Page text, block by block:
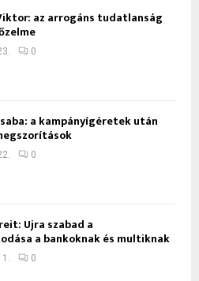
az arrogáns tudatlanság
0
a kampányígéretek után
0
Újra szabad a
a bankoknak és multiknak
0